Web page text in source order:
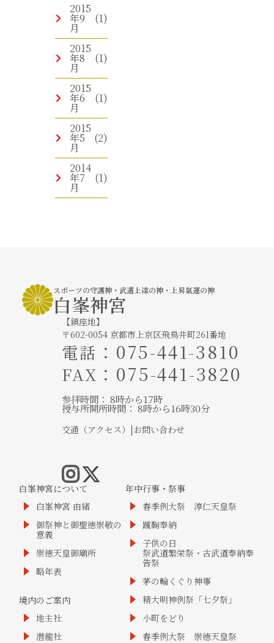
2015
年9
月
(1)
2015
年8
月
(1)
2015
年6
月
(1)
2015
年5
月
(2)
2014
年7
月
(1)
スポーツの守護神・武道上達の神・上昇氣運の神
白峯神宮
【鎮座地】
〒602-0054 京都市上京区飛鳥井町261番地
電話 ： 075-441-3810
FAX ：075-441-3820
参拝時間： 8時から17時
授与所開所時間： 8時から16時30分
交通（アクセス） |お問い合わせ
白峯神宮について
白峯神宮 由緒
御祭神と御聖徳崇敬の
意義
崇徳天皇御廟所
略年表
境内のご案内
地主社
潜龍社
年中行事・祭事
春季例大祭 淳仁天皇祭
蹴鞠奉納
子供の日
祭武道繁栄祭・古武道奉納奉
告祭
茅の輪くぐり神事
精大明神例祭「七夕祭」
小町をどり
春季例大祭 崇徳天皇祭